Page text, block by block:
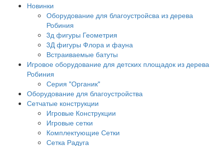
Новинки
Оборудование для благоустройсва из дерева
Робиния
3д фигуры Геометрия
3Д фигуры Флора и фауна
Встраиваемые батуты
Игровое оборудование для детских площадок из дерева
Робиния
Серия "Органик"
Оборудование для благоустройства
Сетчатые конструкции
Игровые Конструкции
Игровые сетки
Комплектующие Сетки
Сетка Радуга